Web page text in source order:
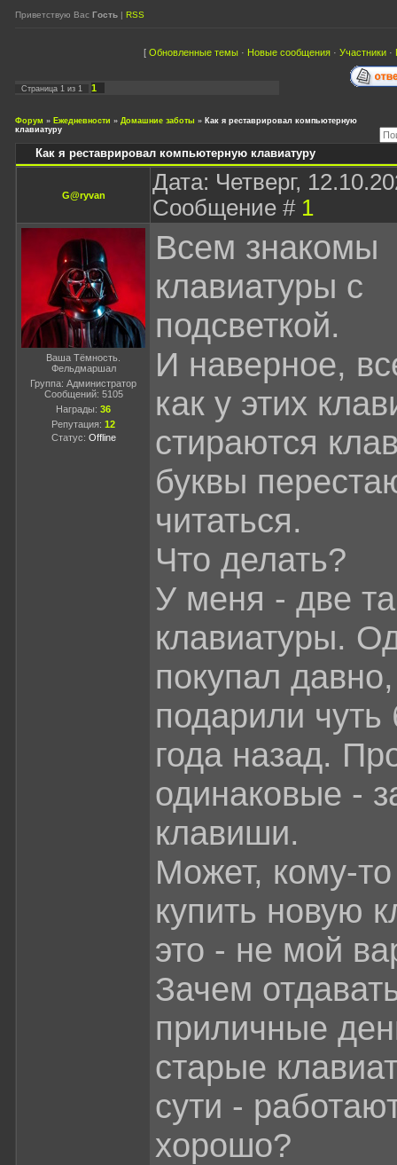
Приветствую Вас Гость | RSS
[ Обновленные темы · Новые сообщения · Участники ·
Страница 1 из 1 1
Форум » Ежедневности » Домашние заботы » Как я реставрировал компьютерную
клавиатуру
Как я реставрировал компьютерную клавиатуру
G@ryvan
Дата: Четверг,
Сообщение # 1
Ваша Тёмность.
Фельдмаршал
Группа: Администратор
Сообщений: 5105
Награды: 36
Репутация: 12
Статус: Offline
Всем знакомы
клавиатуры с
подсветкой.
И наверное,
как у этих
стираются
буквы
читаться.
Что делать?
У меня - две
клавиатуры.
покупал
подарили
года назад.
одинаковые -
клавиши.
Может, кому-
купить новую
это - не мой
Зачем
приличные
старые
сути -
хорошо?